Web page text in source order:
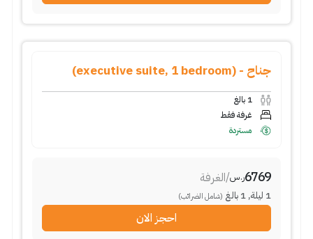
جناح - (executive suite, 1 bedroom)
1 بالغ
غرفة فقط
مستردة
6769ر.س/الغرفة
1 ليلة,
1 بالغ (شامل الضرائب)
احجز الان